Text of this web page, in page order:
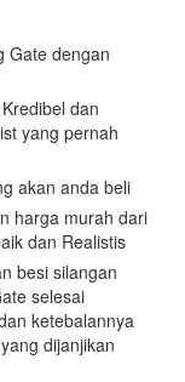
Gate dengan
dan
yang pernah
akan anda beli
harga murah dari
dan Realistis
besi silangan
selesai
ketebalannya
dijanjikan